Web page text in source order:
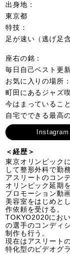
出身地：
東京都
特技：
足が速い（逃げ足含
100mの
座右の銘：
毎日自己ベスト更
お気に入りの場所：
町田にあるジャズ
今はまっていること
自宅でできる最高
Instagram
＜経歴＞
東京オリンピック
して整形外科で勤
アスリートのコン
オリンピック延期
プロモーション動
美容室をはじめと
作依頼を受ける。
TOKYO2020にお
の選手のコンディ
制作も行う。
現在はアスリート
特化型のビデオグ